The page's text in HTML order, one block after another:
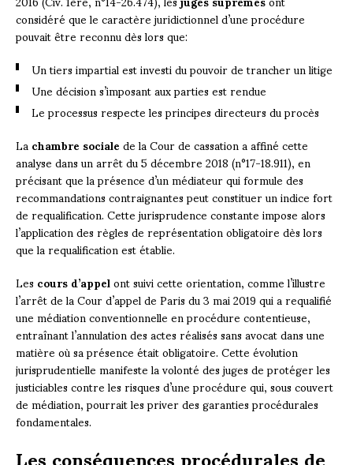
considéré que le caractère juridictionnel d’une procédure
pouvait être reconnu dès lors que:
Un tiers impartial est investi du pouvoir de trancher un litige
Une décision s’imposant aux parties est rendue
Le processus respecte les principes directeurs du procès
Lachambre socialede la Cour de cassation a affiné cette
analyse dans un arrêt du 5 décembre 2018 (n°17-18.911), en
précisant que la présence d’un médiateur qui formule des
recommandations contraignantes peut constituer un indice fort
de requalification. Cette jurisprudence constante impose alors
l’application des règles de représentation obligatoire dès lors
que la requalification est établie.
Lescours d’appelont suivi cette orientation, comme l’illustre
l’arrêt de la Cour d’appel de Paris du 3 mai 2019 qui a requalifié
une médiation conventionnelle en procédure contentieuse,
entraînant l’annulation des actes réalisés sans avocat dans une
matière où sa présence était obligatoire. Cette évolution
jurisprudentielle manifeste la volonté des juges de protéger les
justiciables contre les risques d’une procédure qui, sous couvert
de médiation, pourrait les priver des garanties procédurales
fondamentales.